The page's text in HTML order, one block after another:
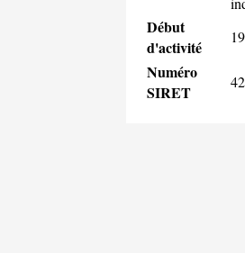
Début
d'activité
Numéro
SIRET